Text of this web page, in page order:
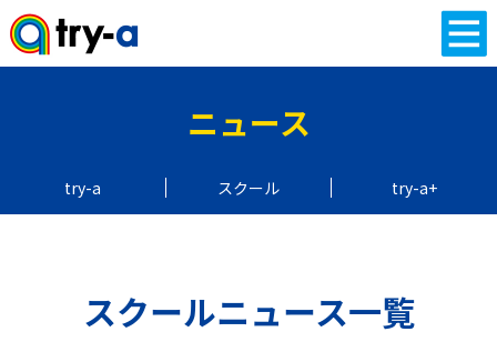
ニュース
try-a スクール try-a+
スクールニュース一覧